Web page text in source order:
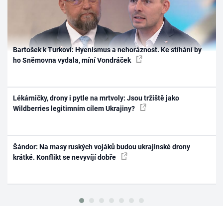
Bartošek k Turkovi: Hyenismus a nehoráznost. Ke stíhání by
ho Sněmovna vydala, míní Vondráček
Lékárničky, drony i pytle na mrtvoly: Jsou tržiště jako
Wildberries legitimním cílem Ukrajiny?
Šándor: Na masy ruských vojáků budou ukrajinské drony
krátké. Konflikt se nevyvíjí dobře